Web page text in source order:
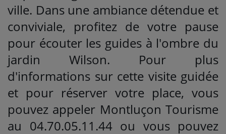
ville. Dans une ambiance détendue et
conviviale, profitez de votre pause
pour écouter les guides à l'ombre du
jardin Wilson. Pour plus
d'informations sur cette visite guidée
et pour réserver votre place, vous
pouvez appeler Montluçon Tourisme
au 04.70.05.11.44 ou vous pouvez